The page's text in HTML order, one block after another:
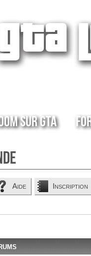
sur GTA
Aide Inscription